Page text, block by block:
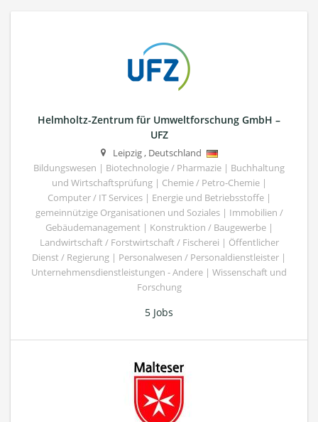
Helmholtz-Zentrum für Umweltforschung GmbH –
UFZ
Leipzig, Deutschland
Bildungswesen | Biotechnologie / Pharmazie | Buchhaltung
und Wirtschaftsprüfung | Chemie / Petro-Chemie |
Computer / IT Services | Energie und Betriebsstoffe |
gemeinnützige Organisationen und Soziales | Immobilien /
Gebäudemanagement | Konstruktion / Baugewerbe |
Landwirtschaft / Forstwirtschaft / Fischerei | Öffentlicher
Dienst / Regierung | Personalwesen / Personaldienstleister |
Unternehmensdienstleistungen - Andere | Wissenschaft und
Forschung
5 Jobs